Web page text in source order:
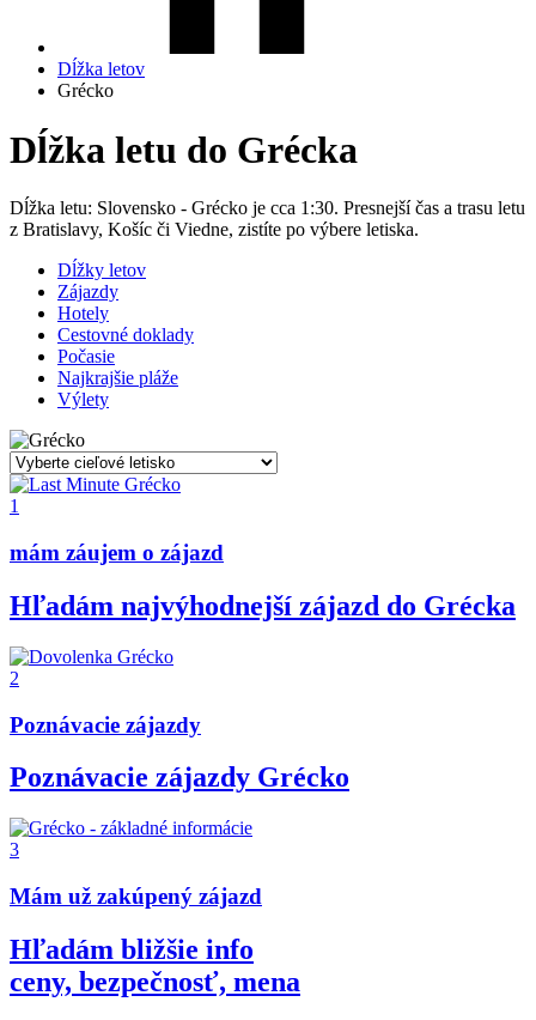
Dĺžka letov
Grécko
Dĺžka letu do Grécka
Dĺžka letu: Slovensko - Grécko je cca 1:30. Presnejší čas a trasu letu
z Bratislavy, Košíc či Viedne, zistíte po výbere letiska.
Dĺžky letov
Zájazdy
Hotely
Cestovné doklady
Počasie
Najkrajšie pláže
Výlety
1
mám záujem o zájazd
Hľadám najvýhodnejší zájazd do Grécka
2
Poznávacie zájazdy
Poznávacie zájazdy Grécko
3
Mám už zakúpený zájazd
Hľadám bližšie info
ceny, bezpečnosť, mena